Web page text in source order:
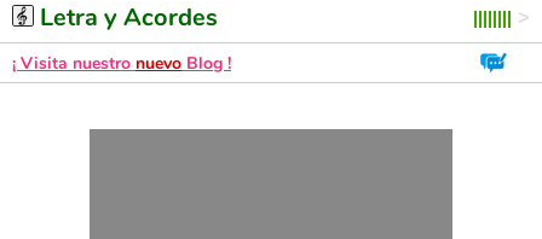
Letra y Acordes
¡ Visita nuestro nuevo Blog !